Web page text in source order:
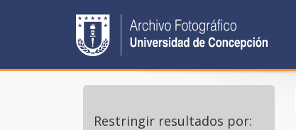
Restringir resultados por: